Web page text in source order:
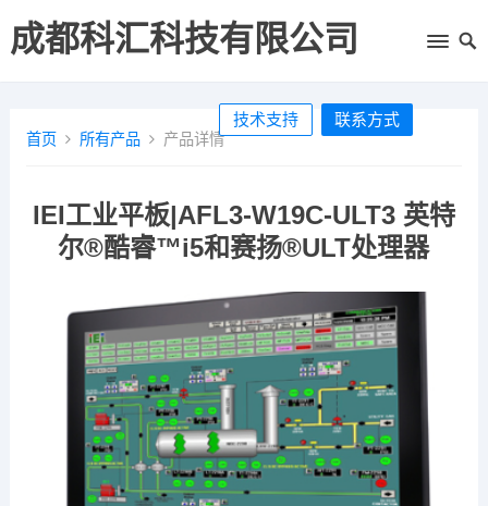
成都科汇科技有限公司
技术支持 联系方式
首页 所有产品 产品详情
IEI工业平板|AFL3-W19C-ULT3 英特
尔®酷睿™i5和赛扬®ULT处理器